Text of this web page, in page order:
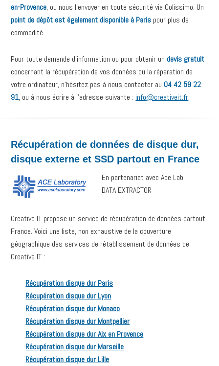
en-Provence, ou nous l’envoyer en toute sécurité via Colissimo. Un
point de dépôt est également disponible à Paris pour plus de
commodité.
Pour toute demande d’information ou pour obtenir un devis gratuit
concernant la récupération de vos données ou la réparation de
votre ordinateur, n’hésitez pas à nous contacter au 04 42 59 22
91, ou à nous écrire à l’adresse suivante : info@creativeit.fr.
Récupération de données de disque dur,
disque externe et SSD partout en France
En partenariat avec Ace Lab
DATA EXTRACTOR
Creative IT propose un service de récupération de données partout
France. Voici une liste, non exhaustive de la couverture
géographique des services de rétablissement de données de
Creative IT :
Récupération disque dur Paris
Récupération disque dur Lyon
Récupération disque dur Monaco
Récupération disque dur Montpellier
Récupération disque dur Aix en Provence
Récupération disque dur Marseille
Récupération disque dur Lille